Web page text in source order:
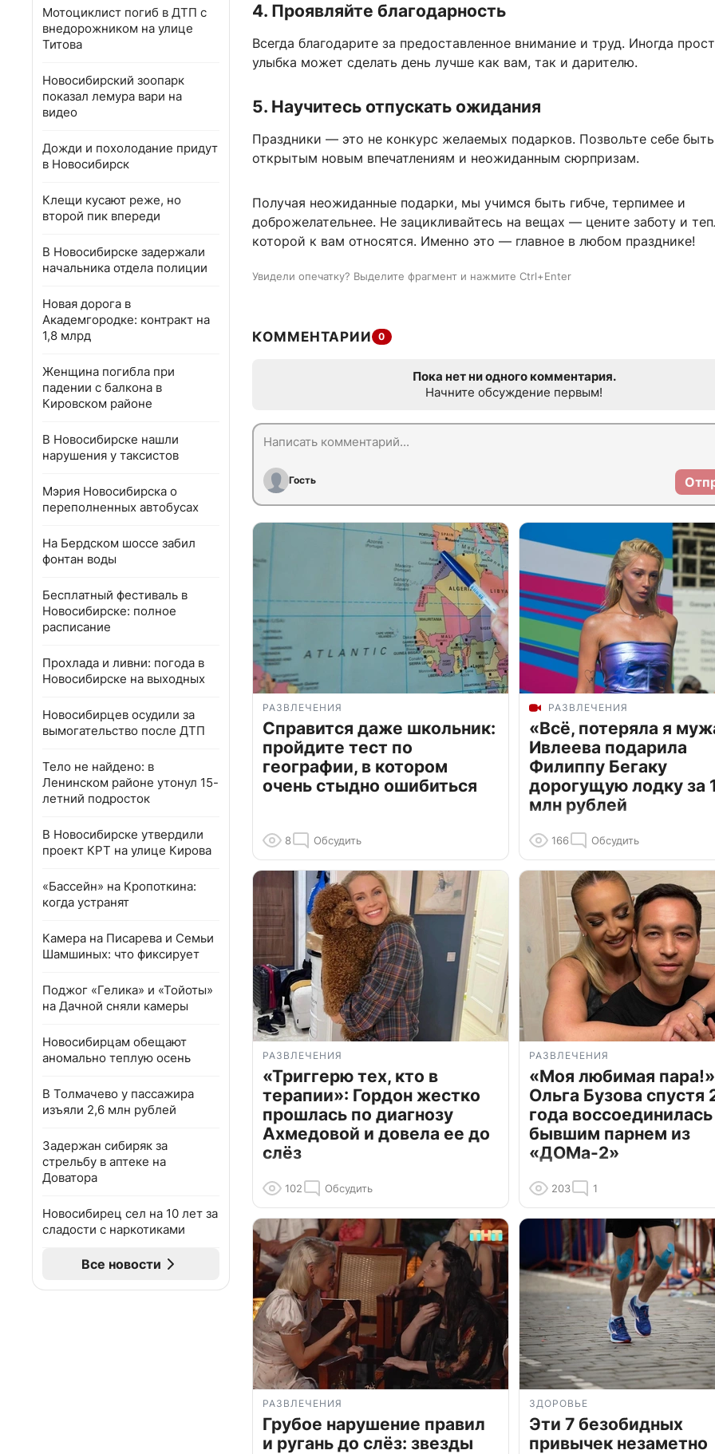
Мотоциклист погиб в ДТП с
внедорожником на улице
Титова
Новосибирский зоопарк
показал лемура вари на
видео
Дожди и похолодание придут
в Новосибирск
Клещи кусают реже, но
второй пик впереди
В Новосибирске задержали
начальника отдела полиции
Новая дорога в
Академгородке: контракт на
1,8 млрд
Женщина погибла при
падении с балкона в
Кировском районе
В Новосибирске нашли
нарушения у таксистов
Мэрия Новосибирска о
переполненных автобусах
На Бердском шоссе забил
фонтан воды
Бесплатный фестиваль в
Новосибирске: полное
расписание
Прохлада и ливни: погода в
Новосибирске на выходных
Новосибирцев осудили за
вымогательство после ДТП
Тело не найдено: в
Ленинском районе утонул 15-
летний подросток
В Новосибирске утвердили
проект КРТ на улице Кирова
«Бассейн» на Кропоткина:
когда устранят
Камера на Писарева и Семьи
Шамшиных: что фиксирует
Поджог «Гелика» и «Тойоты»
на Дачной сняли камеры
Новосибирцам обещают
аномально теплую осень
В Толмачево у пассажира
изъяли 2,6 млн рублей
Задержан сибиряк за
стрельбу в аптеке на
Доватора
Новосибирец сел на 10 лет за
сладости с наркотиками
Все новости
4. Проявляйте благодарность
Всегда благодарите за предоставленное внимание и труд. Иногда
улыбка может сделать день лучше как вам, так и дарителю.
5. Научитесь отпускать ожидания
Праздники — это не конкурс желаемых подарков. Позвольте себе быть
открытым новым впечатлениям и неожиданным сюрпризам.
Получая неожиданные подарки, мы учимся быть гибче, терпимее и
доброжелательнее. Не зацикливайтесь на вещах — цените заботу и
которой к вам относятся. Именно это — главное в любом празднике!
Увидели опечатку? Выделите фрагмент и нажмите Ctrl+Enter
КОММЕНТАРИИ 0
Пока нет ни одного комментария.
Начните обсуждение первым!
Гость
РАЗВЛЕЧЕНИЯ
Справится даже школьник:
пройдите тест по
географии, в котором
очень стыдно ошибиться
8 Обсудить
РАЗВЛЕЧЕНИЯ
«Всё, потеряла я
Ивлеева подарила
Филиппу Бегаку
дорогущую лодку за
млн рублей
166 Обсудить
РАЗВЛЕЧЕНИЯ
«Триггерю тех, кто в
терапии»: Гордон жестко
прошлась по диагнозу
Ахмедовой и довела ее до
слёз
102 Обсудить
РАЗВЛЕЧЕНИЯ
«Моя любимая
Ольга Бузова спустя
года
бывшим парнем из
«ДОМа-2»
203 1
РАЗВЛЕЧЕНИЯ
Грубое нарушение правил
и ругань до слёз: звезды
ЗДОРОВЬЕ
Эти 7 безобидных
привычек незаметно